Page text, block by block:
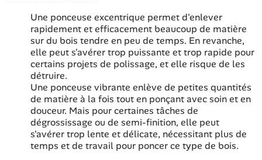
Une ponceuse excentrique permet d'enlever
rapidement et efficacement beaucoup de matière
sur du bois tendre en peu de temps. En revanche,
elle peut s'avérer trop puissante et trop rapide pour
certains projets de polissage, et elle risque de les
détruire.
Une ponceuse vibrante enlève de petites quantités
de matière à la fois tout en ponçant avec soin et en
douceur. Mais pour certaines tâches de
dégrossissage ou de semi-finition, elle peut
s'avérer trop lente et délicate, nécessitant plus de
temps et de travail pour poncer ce type de bois.